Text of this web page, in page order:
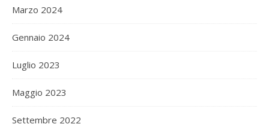
Marzo 2024
Gennaio 2024
Luglio 2023
Maggio 2023
Settembre 2022